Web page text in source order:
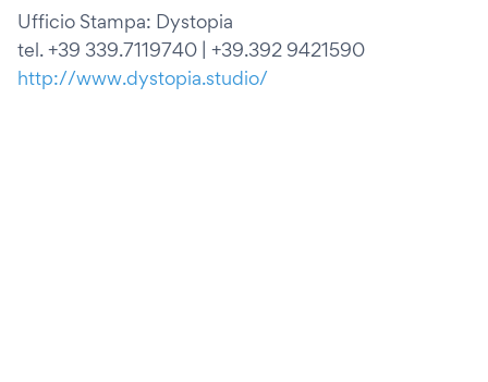
Ufficio Stampa: Dystopia
tel. +39 339.7119740 | +39.392 9421590
http://www.dystopia.studio/